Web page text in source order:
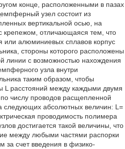
конце, расположенными в пазах
узел состоит из
вертикальной осью, на
крепежом, отличающаяся тем, что
или алюминиевых сплавов корпус
стороны которого расположены
линии с возможностью нахождения
узла внутри
таким образом, чтобы
L расстояний между каждыми двумя
числу проводов расщепленной
следующих абсолютных величин: L=
проводимость полимера
достигается такой величины, что
между любыми частями распорки
за счет введения в физико-